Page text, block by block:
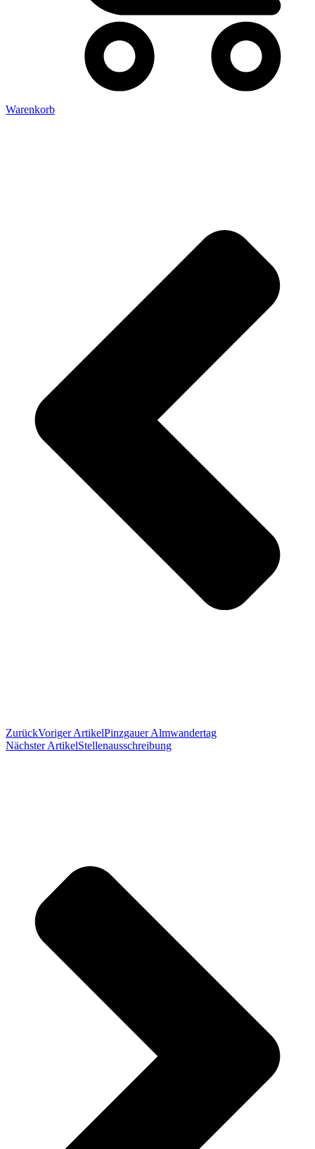
Warenkorb
ZurückVoriger ArtikelPinzgauer Almwandertag
Nächster ArtikelStellenausschreibung